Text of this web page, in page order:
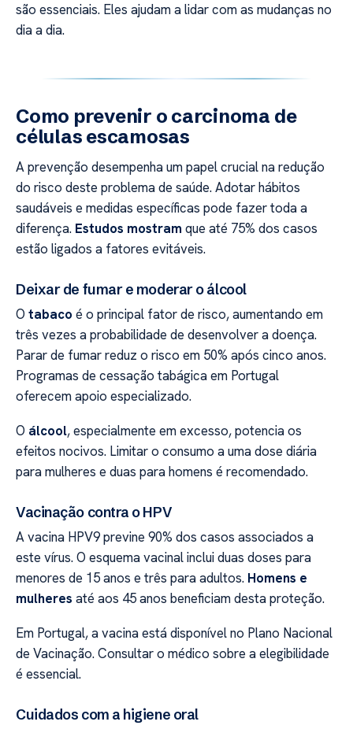
são essenciais. Eles ajudam a lidar com as mudanças no
dia a dia.
Como prevenir o carcinoma de
células escamosas
A prevenção desempenha um papel crucial na redução
do risco deste problema de saúde. Adotar hábitos
saudáveis e medidas específicas pode fazer toda a
diferença. Estudos mostram que até 75% dos casos
estão ligados a fatores evitáveis.
Deixar de fumar e moderar o álcool
O tabaco é o principal fator de risco, aumentando em
três vezes a probabilidade de desenvolver a doença.
Parar de fumar reduz o risco em 50% após cinco anos.
Programas de cessação tabágica em Portugal
oferecem apoio especializado.
O álcool, especialmente em excesso, potencia os
efeitos nocivos. Limitar o consumo a uma dose diária
para mulheres e duas para homens é recomendado.
Vacinação contra o HPV
A vacina HPV9 previne 90% dos casos associados a
este vírus. O esquema vacinal inclui duas doses para
menores de 15 anos e três para adultos. Homens e
mulheres até aos 45 anos beneficiam desta proteção.
Em Portugal, a vacina está disponível no Plano Nacional
de Vacinação. Consultar o médico sobre a elegibilidade
é essencial.
Cuidados com a higiene oral